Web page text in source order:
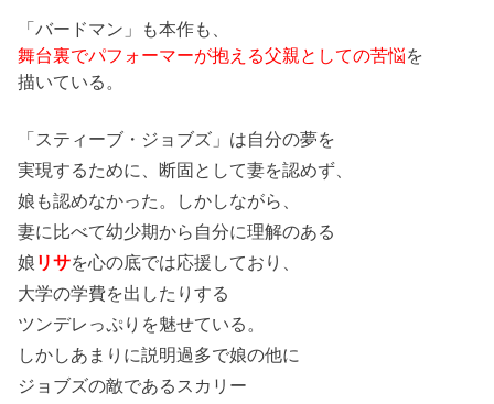
「バードマン」も本作も、
舞台裏でパフォーマーが抱える父親としての苦悩を
描いている。
「スティーブ・ジョブズ」は自分の夢を
実現するために、断固として妻を認めず、
娘も認めなかった。しかしながら、
妻に比べて幼少期から自分に理解のある
娘 リサを心の底では応援しており、
大学の学費を出したりする
ツンデレっぷりを魅せている。
しかしあまりに説明過多で娘の他に
ジョブズの敵であるスカリー